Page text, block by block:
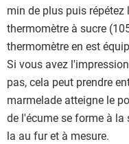
min de plus puis
thermomètre à sucre
thermomètre en est
Si vous avez
pas, cela peut prendre
marmelade atteigne le
de l'écume se forme à la
la au fur et à mesure.